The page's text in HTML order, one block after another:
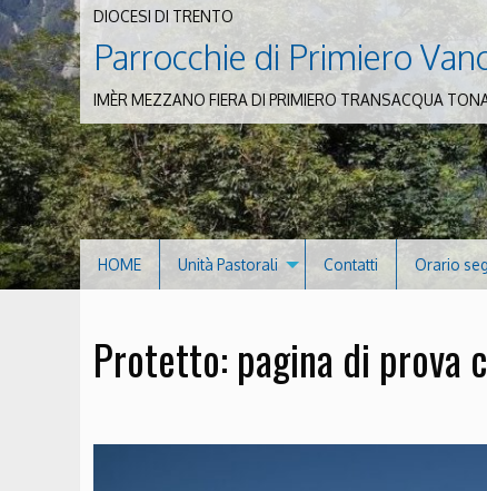
DIOCESI DI TRENTO
Parrocchie di Primiero
IMÈR MEZZANO FIERA DI PRIMIERO TRANSACQUA
HOME Unità Pastorali Contatti Orario
Protetto: pagina di prova